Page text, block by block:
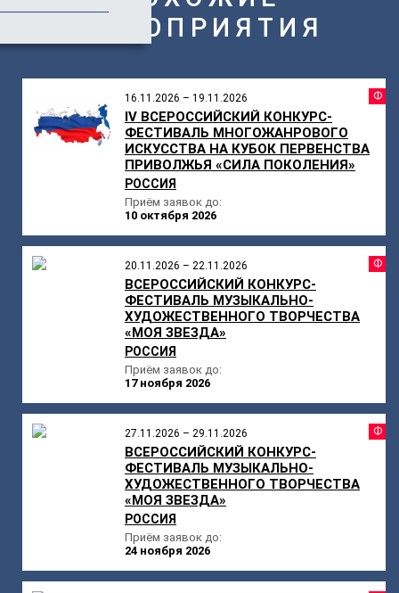
МЕРОПРИЯТИЯ
16.11.2026 – 19.11.2026
IV ВСЕРОССИЙСКИЙ КОНКУРС-
ФЕСТИВАЛЬ МНОГОЖАНРОВОГО
ИСКУССТВА НА КУБОК ПЕРВЕНСТВА
ПРИВОЛЖЬЯ «СИЛА ПОКОЛЕНИЯ»
РОССИЯ
Приём заявок до:
10 октября 2026
20.11.2026 – 22.11.2026
ВСЕРОССИЙСКИЙ КОНКУРС-
ФЕСТИВАЛЬ МУЗЫКАЛЬНО-
ХУДОЖЕСТВЕННОГО ТВОРЧЕСТВА
«МОЯ ЗВЕЗДА»
РОССИЯ
Приём заявок до:
17 ноября 2026
27.11.2026 – 29.11.2026
ВСЕРОССИЙСКИЙ КОНКУРС-
ФЕСТИВАЛЬ МУЗЫКАЛЬНО-
ХУДОЖЕСТВЕННОГО ТВОРЧЕСТВА
«МОЯ ЗВЕЗДА»
РОССИЯ
Приём заявок до:
24 ноября 2026